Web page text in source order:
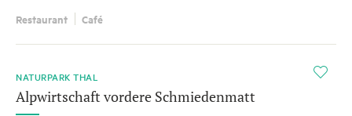
Restaurant Café
i
NATURPARK THAL
Alpwirtschaft vordere Schmiedenmatt